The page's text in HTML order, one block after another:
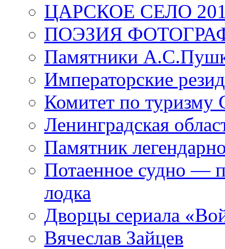
ЦАРСКОЕ СЕЛО
ПОЭЗИЯ
Памятники
Императорские
Комитет по туризму
Ленинградская
Памятник
Потаенное судно —
лодка
Дворцы сериала
Вячеслав Зайцев